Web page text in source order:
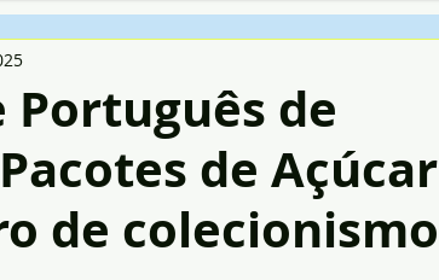
Português de
de Açúcar
de colecionismo